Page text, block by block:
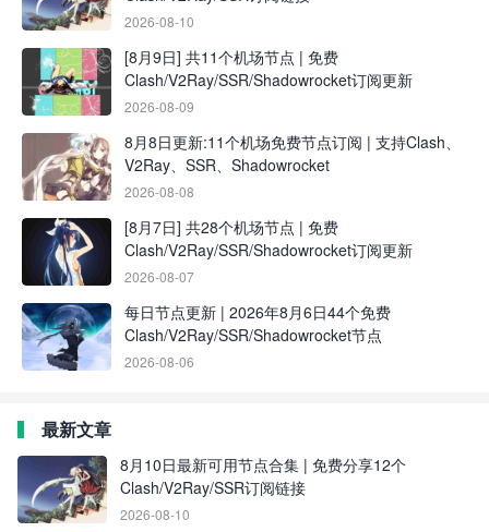
2026-08-10
[8月9日] 共11个机场节点 | 免费
Clash/V2Ray/SSR/Shadowrocket订阅更新
2026-08-09
8月8日更新:11个机场免费节点订阅 | 支持Clash、
V2Ray、SSR、Shadowrocket
2026-08-08
[8月7日] 共28个机场节点 | 免费
Clash/V2Ray/SSR/Shadowrocket订阅更新
2026-08-07
每日节点更新 | 2026年8月6日44个免费
Clash/V2Ray/SSR/Shadowrocket节点
2026-08-06
最新文章
8月10日最新可用节点合集 | 免费分享12个
Clash/V2Ray/SSR订阅链接
2026-08-10